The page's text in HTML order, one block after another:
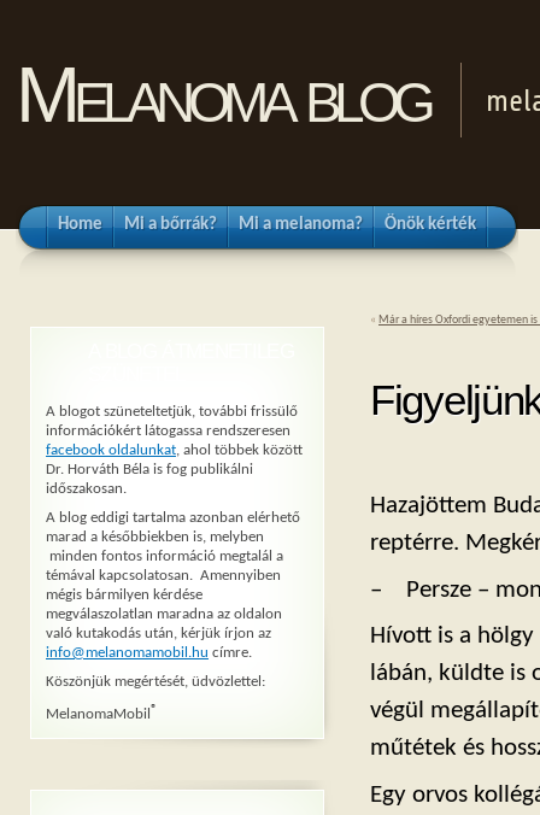
Melanoma blog
Home Mi a bőrrák? Mi a melanoma? Önök kérték
« Már a híres Oxfordi egyetemen
Hazajöttem
reptérre.
– Persze –
Hívott is a hölgy
lábán, küldte is
végül
műtétek és
Egy orvos
A blogot szüneteltetjük, további frissülő
információkért látogassa rendszeresen
facebook oldalunkat, ahol többek között
Dr. Horváth Béla is fog publikálni
időszakosan.
A blog eddigi tartalma azonban elérhető
marad a későbbiekben is, melyben
minden fontos információ megtalál a
témával kapcsolatosan. Amennyiben
mégis bármilyen kérdése
megválaszolatlan maradna az oldalon
való kutakodás után, kérjük írjon az
info@melanomamobil.hu címre.
Köszönjük megértését, üdvözlettel:
MelanomaMobil®